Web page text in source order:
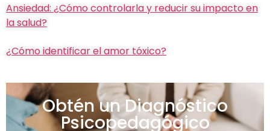
Ansiedad: ¿Cómo controlarla y reducir su impacto en
la salud?
¿Cómo identificar el amor tóxico?
Obtén un Diagnóstico
Psicopedagógico